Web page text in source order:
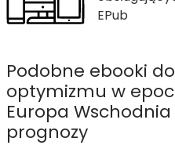
EPub
Podobne ebooki
optymizmu w
Europa
prognozy